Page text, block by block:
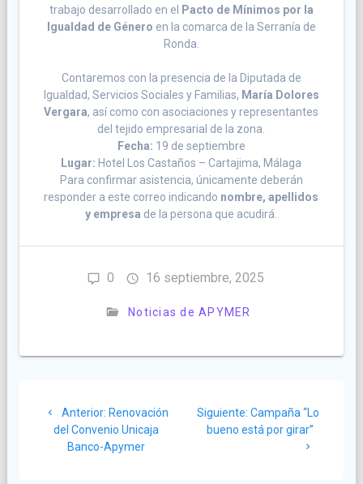
trabajo desarrollado en el
Pacto de Mínimos por la
Igualdad de Género en la comarca de la Serranía de
Ronda.
Contaremos con la presencia de la Diputada de
Igualdad, Servicios Sociales y Familias, María Dolores
Vergara, así como con asociaciones y representantes
del tejido empresarial de la zona.
Fecha: 19 de septiembre
Lugar: Hotel Los Castaños – Cartajima, Málaga
Para confirmar asistencia, únicamente deberán
responder a este correo indicando nombre, apellidos
y empresa de la persona que acudirá.
0 16 septiembre, 2025
Noticias de APYMER
de
entradas
Anterior: Post
anterior:
Renovación
del Convenio Unicaja
Banco-Apymer
Siguiente: Siguiente
post:
Campaña “Lo
bueno está por girar”